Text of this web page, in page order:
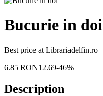
Bucurie in doi
Best price at Librariadelfin.ro
6.85 RON12.69-46%
Description